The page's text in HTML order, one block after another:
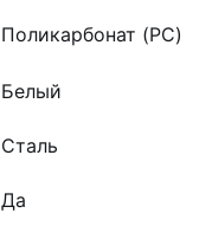
Поликарбонат (PC)
Белый
Сталь
Да